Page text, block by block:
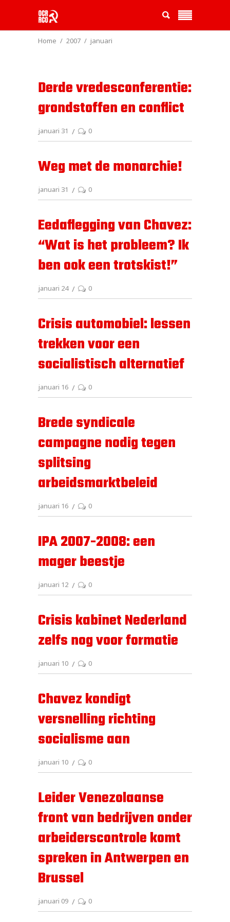
Home 2007 januari
Derde vredesconferentie:
grondstoffen en conflict
januari 31 0
Weg met de monarchie!
januari 31 0
Eedaflegging van Chavez:
“Wat is het probleem? Ik
ben ook een trotskist!”
januari 24 0
Crisis automobiel: lessen
trekken voor een
socialistisch alternatief
januari 16 0
Brede syndicale
campagne nodig tegen
splitsing
arbeidsmarktbeleid
januari 16 0
IPA 2007-2008: een
mager beestje
januari 12 0
Crisis kabinet Nederland
zelfs nog voor formatie
januari 10 0
Chavez kondigt
versnelling richting
socialisme aan
januari 10 0
Leider Venezolaanse
front van bedrijven onder
arbeiderscontrole komt
spreken in Antwerpen en
Brussel
januari 09 0